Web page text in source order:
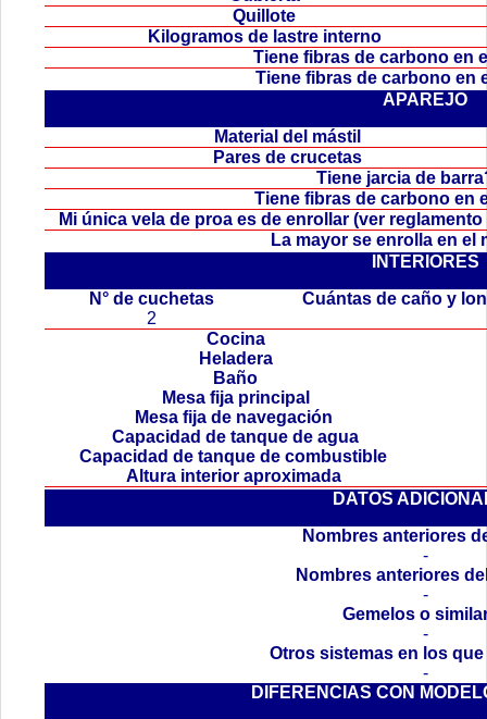
Quillote
Kilogramos de lastre interno
Tiene fibras de carbono en
Tiene fibras de carbono en
APAREJO
Material del mástil
Pares de crucetas
Tiene jarcia de
Tiene fibras de carbono en
Mi única vela de proa es de enrollar (ver
La mayor se enrolla en
INTERIORES
N° de cuchetas
Cuántas de caño y
2
Cocina
Heladera
Baño
Mesa fija principal
Mesa fija de navegación
Capacidad de tanque de agua
Capacidad de tanque de combustible
Altura interior aproximada
DATOS
Nombres anteriores
-
Nombres anteriores
-
Gemelos o
-
Otros sistemas en los
-
DIFERENCIAS CON